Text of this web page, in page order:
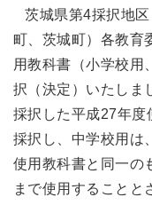
茨城県第4採択地区
町、茨城町）各教育
用教科書（小学校用
択（決定）いたしま
採択した平成27年度
採択し、中学校用は
使用教科書と同一の
まで使用することと